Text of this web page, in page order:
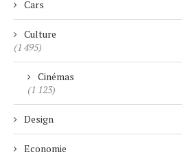
Cars
Culture
(1 495)
Cinémas
(1 123)
Design
Economie